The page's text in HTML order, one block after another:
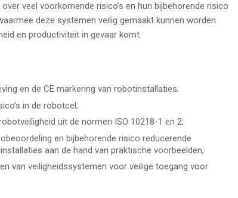
veel voorkomende risico’s en hun bijbehorende risico
deze systemen veilig gemaakt kunnen worden
en productiviteit in gevaar komt.
en de CE markering van robotinstallaties;
in de robotcel;
uit de normen ISO 10218-1 en 2;
en bijbehorende risico reducerende
aan de hand van praktische voorbeelden;
van veiligheidssystemen voor veilige toegang voor